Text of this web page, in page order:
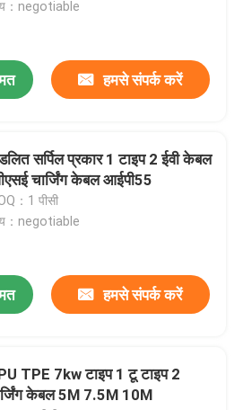
：negotiable
हमसे संपर्क करें
सर्पिल प्रकार 1 टाइप 2 ईवी केबल
चार्जिंग केबल आईपी55
：1 पीसी
：negotiable
हमसे संपर्क करें
TPE 7kw टाइप 1 टू टाइप 2
केबल 5M 7.5M 10M